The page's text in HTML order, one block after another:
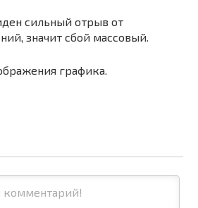
сильный отрыв от
значит сбой массовый.
графика.